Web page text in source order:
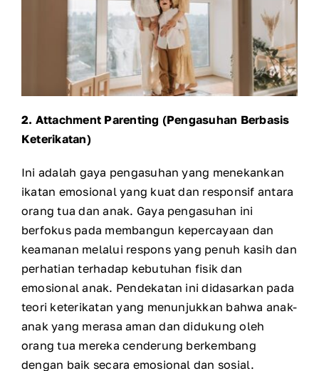
2. Attachment Parenting (Pengasuhan Berbasis
Keterikatan)
Ini adalah gaya pengasuhan yang menekankan
ikatan emosional yang kuat dan responsif antara
orang tua dan anak. Gaya pengasuhan ini
berfokus pada membangun kepercayaan dan
keamanan melalui respons yang penuh kasih dan
perhatian terhadap kebutuhan fisik dan
emosional anak. Pendekatan ini didasarkan pada
teori keterikatan yang menunjukkan bahwa anak-
anak yang merasa aman dan didukung oleh
orang tua mereka cenderung berkembang
dengan baik secara emosional dan sosial.